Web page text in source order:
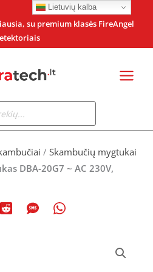
su premium klasės FireAngel
/ Skambučių mygtukai
DBA-20G7 ~ AC 230V,
Lietuvių kalba